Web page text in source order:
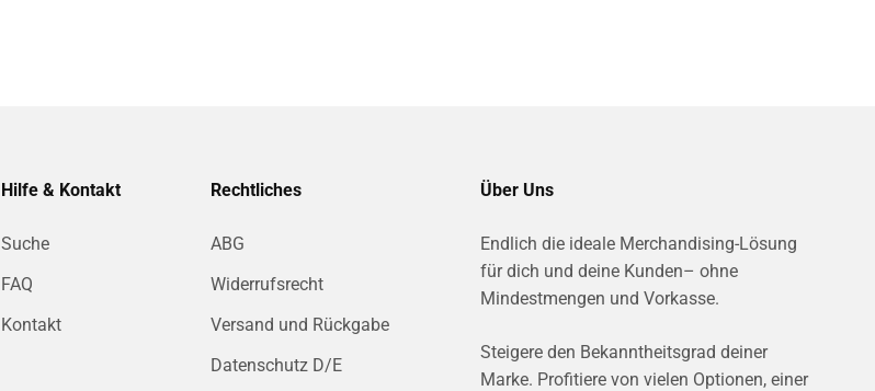
Hilfe & Kontakt
Suche
FAQ
Kontakt
Rechtliches
ABG
Widerrufsrecht
Versand und Rückgabe
Datenschutz D/E
Über Uns
Endlich die ideale Merchandising-Lösung
für dich und deine Kunden– ohne
Mindestmengen und Vorkasse.
Steigere den Bekanntheitsgrad deiner
Marke. Profitiere von vielen Optionen, einer